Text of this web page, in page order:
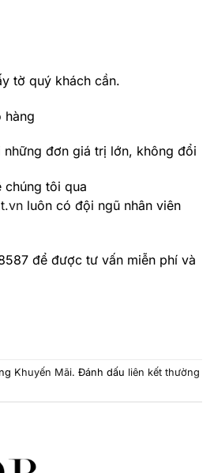
tờ quý khách cần.
hàng
những đơn giá trị lớn, không đổi
chúng tôi qua
luôn có đội ngũ nhân viên
để được tư vấn miễn phí và
Khuyến Mãi. Đánh dấu liên kết thường